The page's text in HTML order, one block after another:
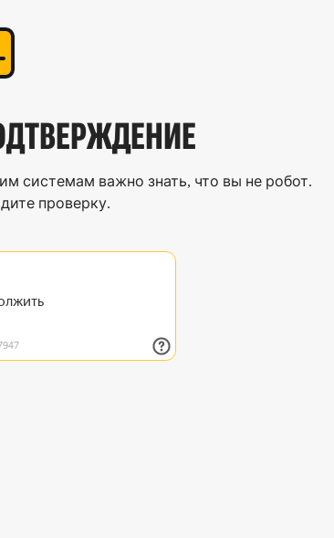
системам важно знать, что вы не робот.
проверку.